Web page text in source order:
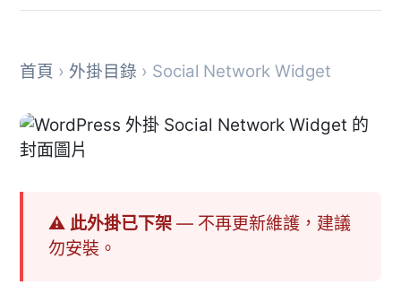
首頁 › 外掛目錄 › Social Network Widget
⚠ 此外掛已下架— 不再更新維護，建議
勿安裝。